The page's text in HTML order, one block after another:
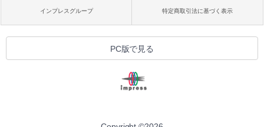
インプレスグループ 特定商取引法に基づく表示
PC版で見る